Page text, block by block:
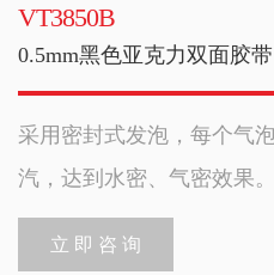
VT3850B
0.5mm黑色亚克力双面胶带
采用密封式发泡，每个气
汽，达到水密、气密效果。
立 即 咨 询